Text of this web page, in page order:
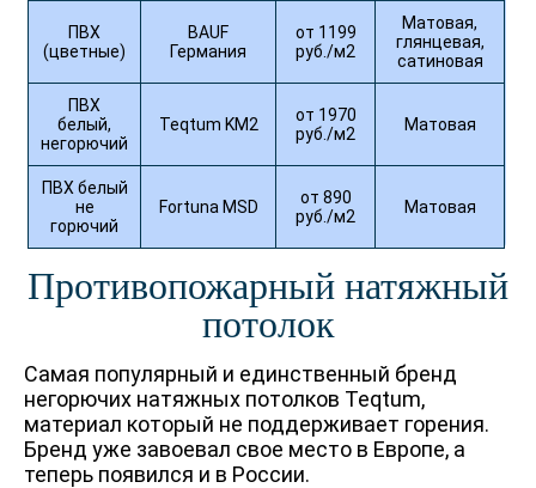
ПВХ
(цветные)
BAUF
Германия
от 1199
руб./м2
Матовая,
глянцевая,
сатиновая
ПВХ
белый,
негорючий
Teqtum KM2
от 1970
руб./м2
Матовая
ПВХ белый
не
горючий
Fortuna MSD
от 890
руб./м2
Матовая
Противопожарный натяжный
потолок
Самая популярный и единственный бренд
негорючих натяжных потолков Teqtum,
материал который не поддерживает горения.
Бренд уже завоевал свое место в Европе, а
теперь появился и в России.